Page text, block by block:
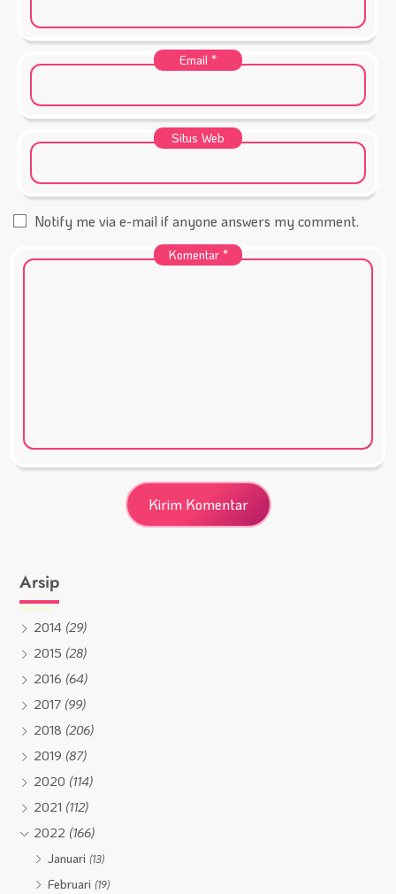
Email *
Situs Web
Notify me via e-mail if anyone answers my comment.
Komentar *
Arsip
2014 (29)
2015 (28)
2016 (64)
2017 (99)
2018 (206)
2019 (87)
2020 (114)
2021 (112)
2022 (166)
Januari(13)
Februari(19)